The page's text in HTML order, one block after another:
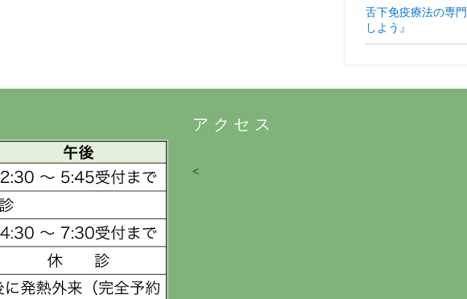
舌下免疫療法の専
しよう』
アクセス
<